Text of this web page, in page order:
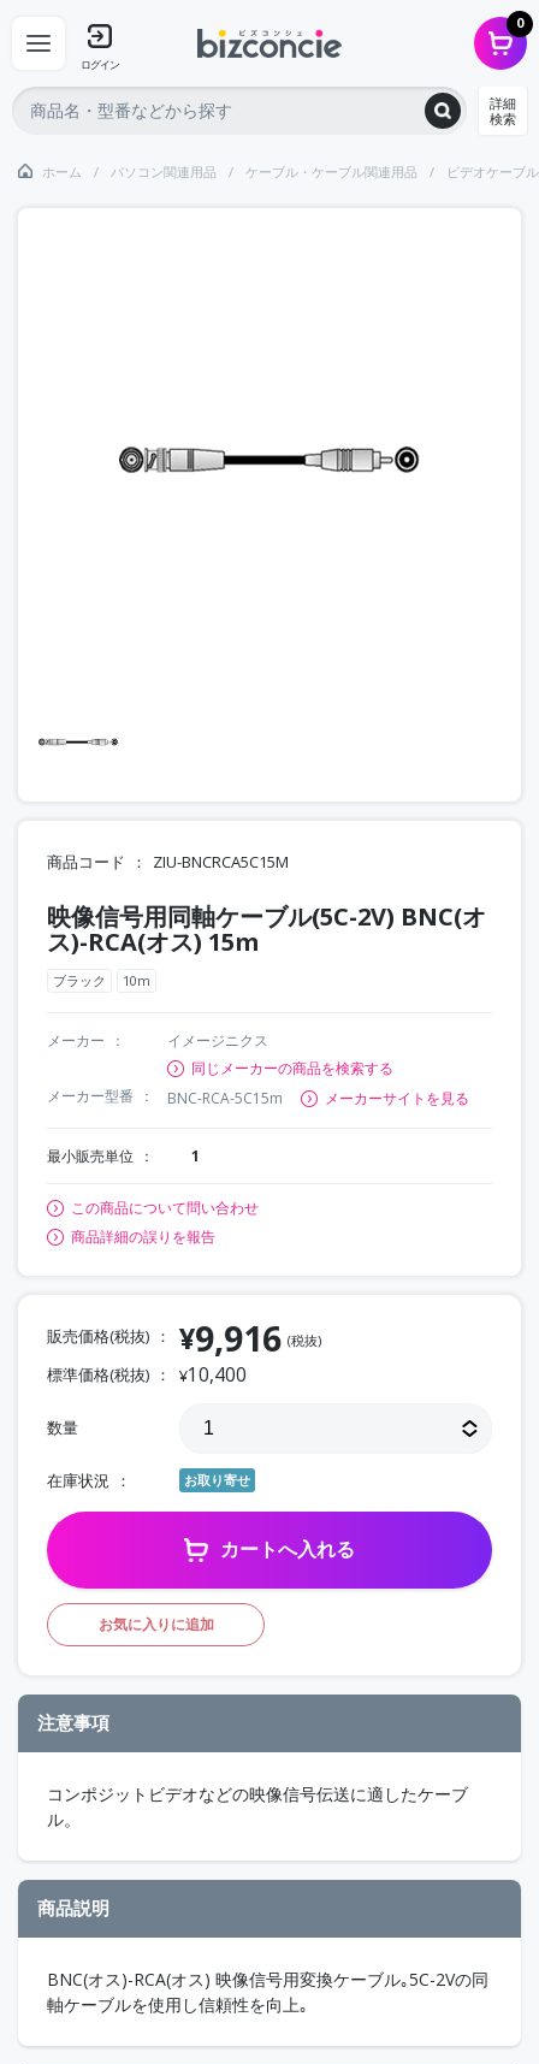
ログイン
0
詳細
検索
ホーム パソコン関連用品 ケーブル・ケーブル関連用品 ビデオケーブル
商品コード ZIU-BNCRCA5C15M
映像信号用同軸ケーブル(5C-2V) BNC(オ
ス)-RCA(オス) 15m
ブラック 10m
メーカー
イメージニクス
同じメーカーの商品を検索する
メーカー型番
BNC-RCA-5C15m メーカーサイトを見る
最小販売単位 1
この商品について問い合わせ
商品詳細の誤りを報告
販売価格(税抜) ¥9,916 (税抜)
標準価格(税抜) ¥10,400
数量
在庫状況 お取り寄せ
カートへ入れる
お気に入りに追加
注意事項
コンポジットビデオなどの映像信号伝送に適したケーブ
ル。
商品説明
BNC(オス)-RCA(オス) 映像信号用変換ケーブル｡5C-2Vの同
軸ケーブルを使用し信頼性を向上｡